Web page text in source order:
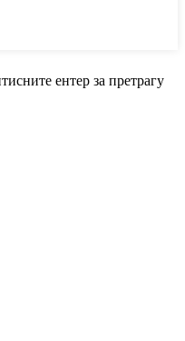
ентер за претрагу